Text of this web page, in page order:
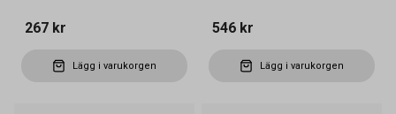
267 kr
Lägg i varukorgen
546 kr
Lägg i varukorgen